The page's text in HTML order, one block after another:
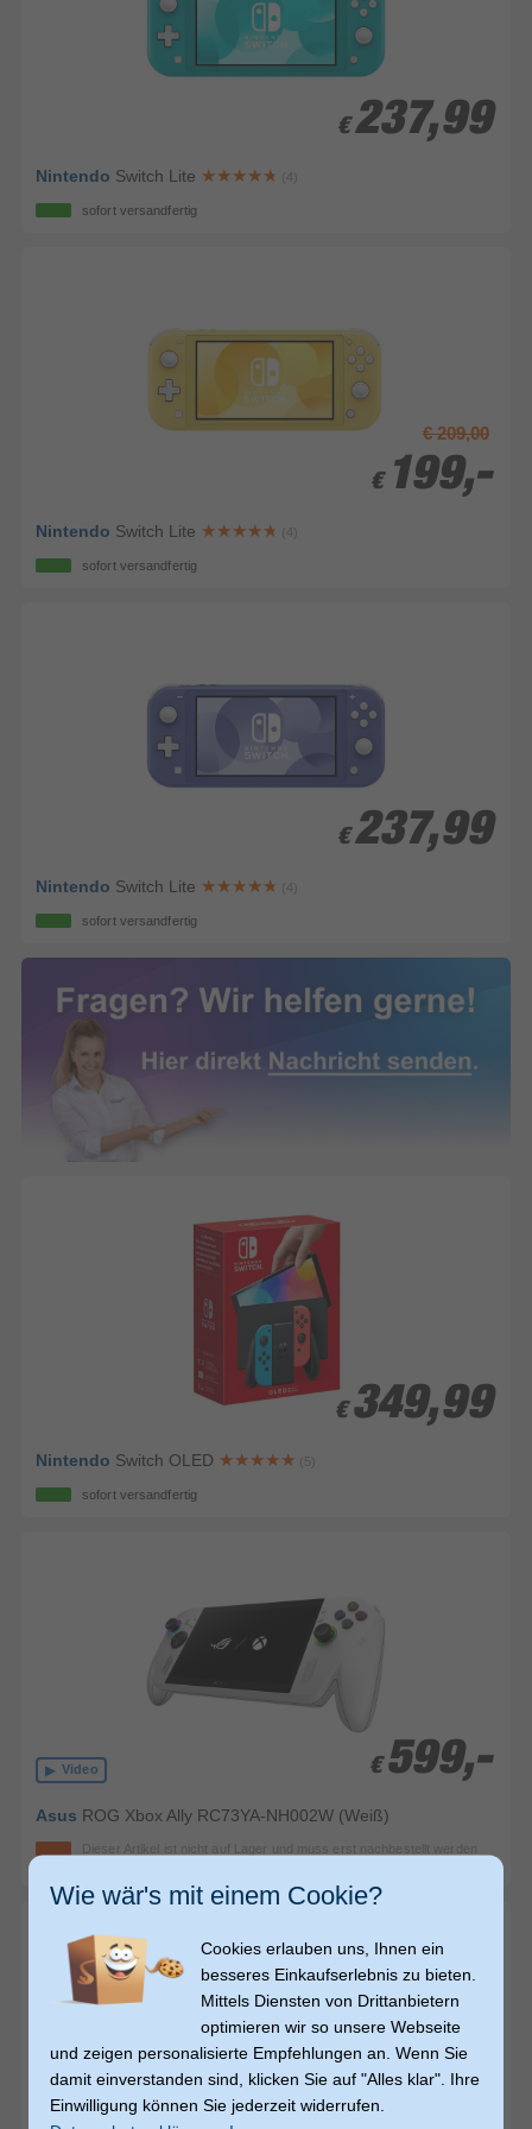
€ 237,99
€ 237,99
Nintendo Switch Lite (4)
sofort versandfertig
€ 209,00
€ 199,-
€ 199,-
Nintendo Switch Lite (4)
sofort versandfertig
€ 237,99
€ 237,99
Nintendo Switch Lite (4)
sofort versandfertig
€ 349,99
€ 349,99
Nintendo Switch OLED (5)
sofort versandfertig
Video € 599,-
€ 599,-
Asus ROG Xbox Ally RC73YA-NH002W (Weiß)
Dieser Artikel ist nicht auf Lager und muss erst nachbestellt werden
Wie wär's mit einem Cookie?
Cookies erlauben uns, Ihnen ein
besseres Einkaufserlebnis zu bieten.
Mittels Diensten von Drittanbietern
optimieren wir so unsere Webseite
und zeigen personalisierte Empfehlungen an. Wenn Sie
damit einverstanden sind, klicken Sie auf "Alles klar". Ihre
Einwilligung können Sie jederzeit widerrufen.